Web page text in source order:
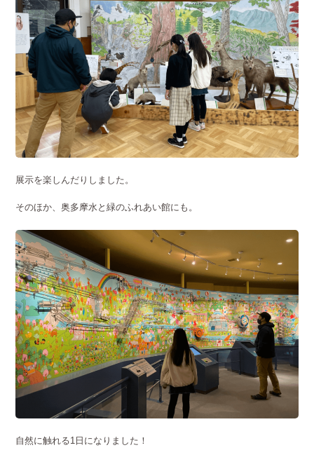
展示を楽しんだりしました。
そのほか、奥多摩水と緑のふれあい館にも。
自然に触れる1日になりました！